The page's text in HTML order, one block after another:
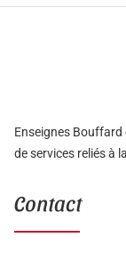
Enseignes
de services reliés à
Contact